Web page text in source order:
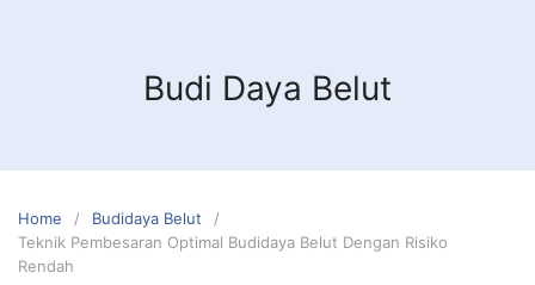
Budi Daya Belut
Home
Budidaya Belut
Teknik Pembesaran Optimal Budidaya Belut Dengan Risiko
Rendah